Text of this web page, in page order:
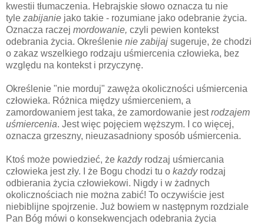
kwestii tłumaczenia. Hebrajskie słowo oznacza tu nie
tyle zabijanie jako takie - rozumiane jako odebranie życia.
Oznacza raczej mordowanie, czyli pewien kontekst
odebrania życia. Określenie nie zabijaj sugeruje, że chodzi
o zakaz wszelkiego rodzaju uśmiercenia człowieka, bez
względu na kontekst i przyczynę.
Określenie "nie morduj" zawęża okoliczności uśmiercenia
człowieka. Różnica między uśmierceniem, a
zamordowaniem jest taka, że zamordowanie jestrodzajem
uśmiercenia. Jest więc pojęciem węższym. I co więcej,
oznacza grzeszny, nieuzasadniony sposób uśmiercenia.
Ktoś może powiedzieć, że każdyrodzaj uśmiercania
człowieka jest zły. I że Bogu chodzi tu o każdyrodzaj
odbierania życia człowiekowi. Nigdy i w żadnych
okolicznościach nie można zabić! To oczywiście jest
niebiblijne spojrzenie. Już bowiem w następnym rozdziale
Pan Bóg mówi o konsekwencjach odebrania życia